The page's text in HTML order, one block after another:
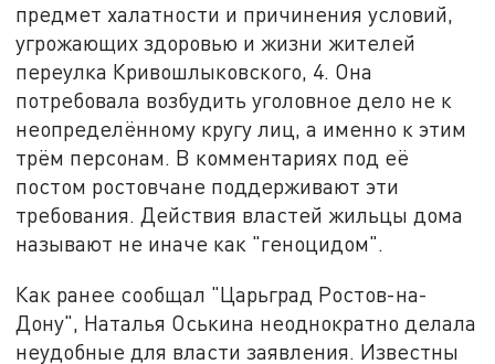
предмет халатности и причинения условий,
угрожающих здоровью и жизни жителей
переулка Кривошлыковского, 4. Она
потребовала возбудить уголовное дело не к
неопределённому кругу лиц, а именно к этим
трём персонам. В комментариях под её
постом ростовчане поддерживают эти
требования. Действия властей жильцы дома
называют не иначе как "геноцидом".
Как ранее сообщал "Царьград Ростов-на-
Дону", Наталья Оськина неоднократно делала
неудобные для власти заявления. Известны